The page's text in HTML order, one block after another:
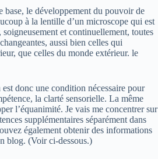
base, le développement du pouvoir de
à la lentille d’un microscope qui est
et continuellement, toutes
aussi bien celles qui
que celles du monde extérieur. le
donc une condition nécessaire pour
la clarté sensorielle. La même
l’équanimité. Je vais me concentrer sur
supplémentaires séparément dans
également obtenir des informations
blog. (Voir ci-dessous.)